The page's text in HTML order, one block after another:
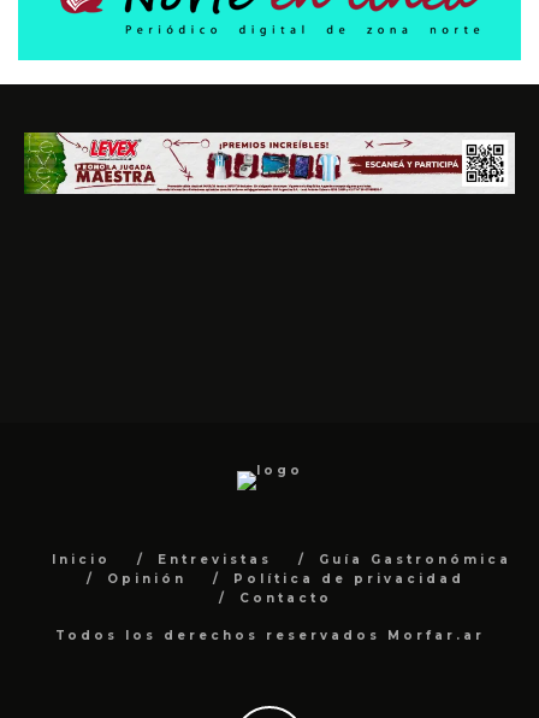
Inicio Entrevistas
Guía Gastronómica
Opinión
Política de privacidad
Contacto
Todos los derechos reservados Morfar.ar